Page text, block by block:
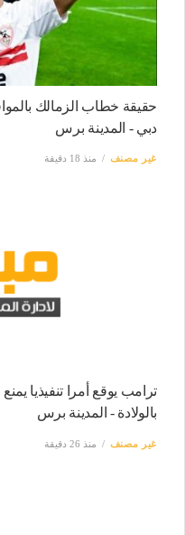
حقيقة خطاب الزمالك
دبي - المدينة برس
غير مصنف منذ 18 دقيقة
ترامب يوقع أمرا تنفيذيا
بالولادة - المدينة برس
غير مصنف منذ 26 دقيقة